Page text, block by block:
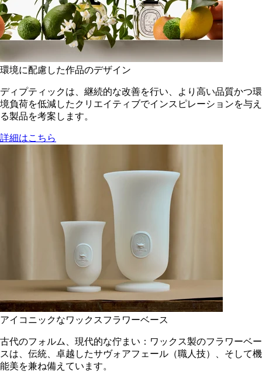
環境に配慮した作品のデザイン
ディプティックは、継続的な改善を行い、より高い品質かつ環
境負荷を低減した​クリエイティブでインスピレーションを与え
る製品を考案します。
詳細はこちら
アイコニックなワックスフラワーベース
古代のフォルム、現代的な佇まい：ワックス製のフラワーベー
スは、伝統、卓越したサヴォアフェール（職人技）、そして機
能美を兼ね備えています。